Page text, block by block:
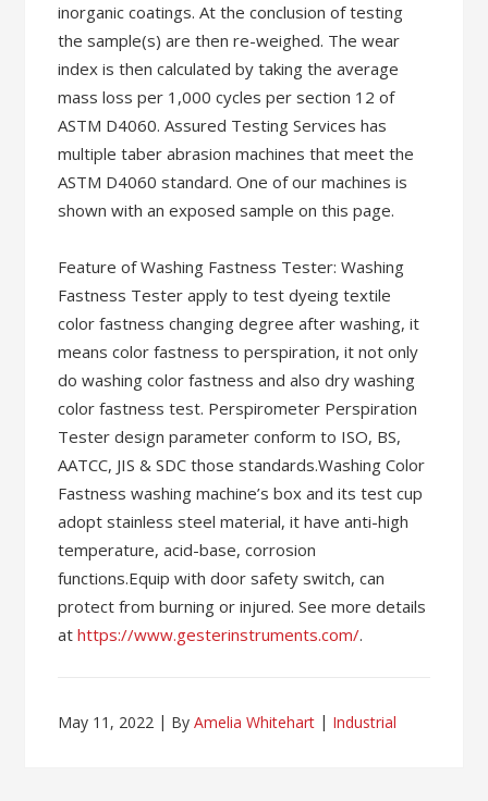
inorganic coatings. At the conclusion of testing
the sample(s) are then re-weighed. The wear
index is then calculated by taking the average
mass loss per 1,000 cycles per section 12 of
ASTM D4060. Assured Testing Services has
multiple taber abrasion machines that meet the
ASTM D4060 standard. One of our machines is
shown with an exposed sample on this page.
Feature of Washing Fastness Tester: Washing
Fastness Tester apply to test dyeing textile
color fastness changing degree after washing, it
means color fastness to perspiration, it not only
do washing color fastness and also dry washing
color fastness test. Perspirometer Perspiration
Tester design parameter conform to ISO, BS,
AATCC, JIS & SDC those standards.Washing Color
Fastness washing machine’s box and its test cup
adopt stainless steel material, it have anti-high
temperature, acid-base, corrosion
functions.Equip with door safety switch, can
protect from burning or injured. See more details
athttps://www.gesterinstruments.com/.
May 11, 2022 ByAmelia Whitehart Industrial